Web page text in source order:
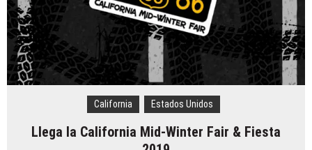
California Estados Unidos
Llega la California Mid-Winter Fair & Fiesta